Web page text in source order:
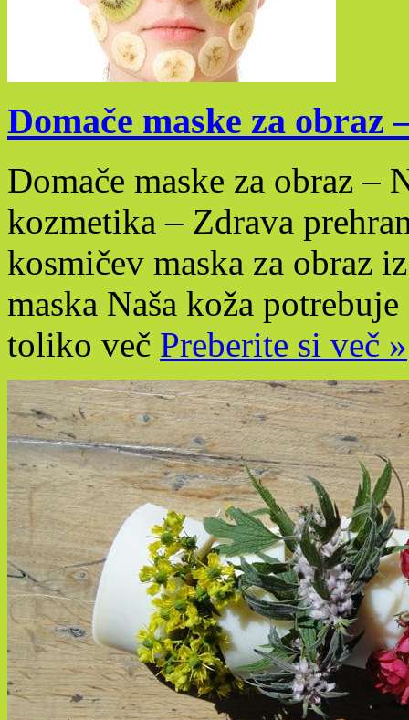
Domače maske za obraz
Domače maske za obraz –
kozmetika – Zdrava
kosmičev maska za obraz
maska Naša koža
toliko več Preberite si več »